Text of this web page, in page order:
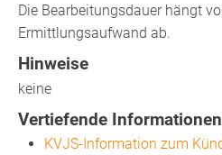
Die Bearbeitungsdauer hängt
Ermittlungsaufwand ab.
Hinweise
keine
Vertiefende Informationen
KVJS-Information zum